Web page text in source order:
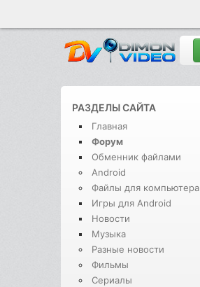
РАЗДЕЛЫ САЙТА
Главная
Форум
Обменник файлами
Android
Файлы для компьютера
Игры для Android
Новости
Музыка
Разные новости
Фильмы
Сериалы